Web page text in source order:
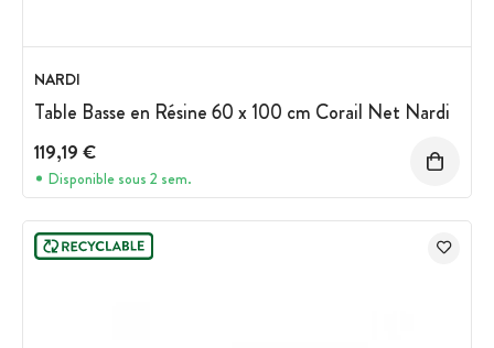
NARDI
Table Basse en Résine 60 x 100 cm Corail Net Nardi
119,19 €
Disponible sous 2 sem.